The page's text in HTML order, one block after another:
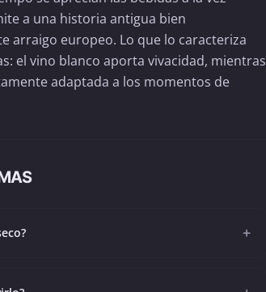
a una historia antigua bien
arraigo europeo. Lo que lo caracteriza
el vino blanco aporta vivacidad, mientras
adaptada a los momentos de
+